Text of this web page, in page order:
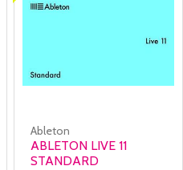
Ableton
ABLETON LIVE 11
STANDARD